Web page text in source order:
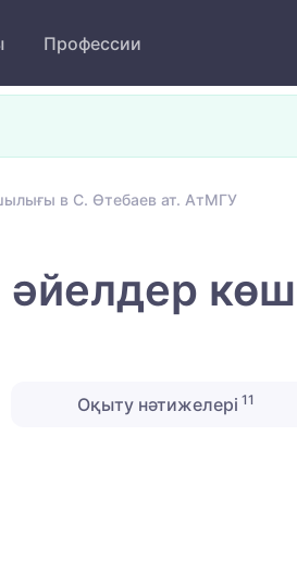
Профессии
в С. Өтебаев ат. АтМГУ
әйелдер
Оқыту нәтижелері 11